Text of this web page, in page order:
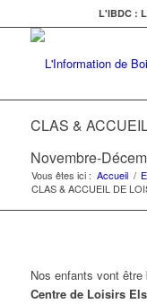
L'IBDC :
CLAS &
Novembre-
Vous êtes ici : Accueil /
CLAS & ACCUEIL DE
Nos enfants vont être
Centre de Loisirs